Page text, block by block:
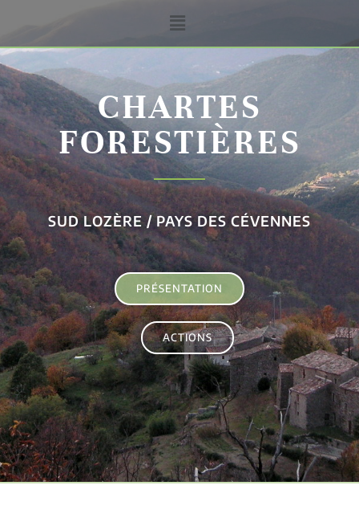
CHARTES
FORESTIÈRES
SUD LOZÈRE / PAYS DES CÉVENNES
PRÉSENTATION
ACTIONS